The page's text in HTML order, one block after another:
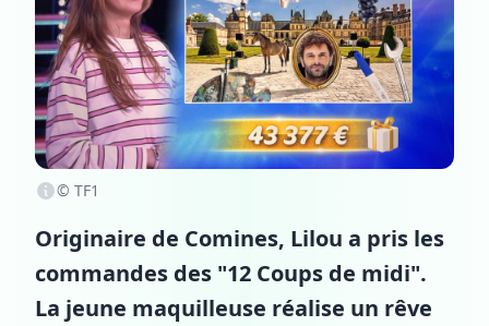
© TF1
Originaire de Comines, Lilou a pris les
commandes des "12 Coups de midi".
La jeune maquilleuse réalise un rêve